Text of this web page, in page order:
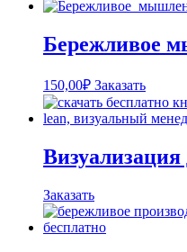
Бережливое
150,00₽ Заказать
Заказать